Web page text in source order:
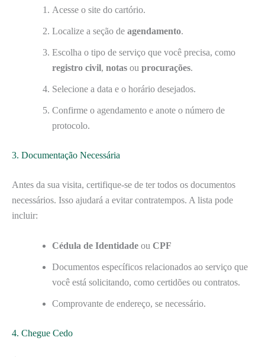
Acesse o site do cartório.
Localize a seção de agendamento.
Escolha o tipo de serviço que você precisa, como
registro civil, notas ou procurações.
Selecione a data e o horário desejados.
Confirme o agendamento e anote o número de
protocolo.
3. Documentação Necessária
Antes da sua visita, certifique-se de ter todos os documentos
necessários. Isso ajudará a evitar contratempos. A lista pode
incluir:
Cédula de Identidade ou CPF
Documentos específicos relacionados ao serviço que
você está solicitando, como certidões ou contratos.
Comprovante de endereço, se necessário.
4. Chegue Cedo